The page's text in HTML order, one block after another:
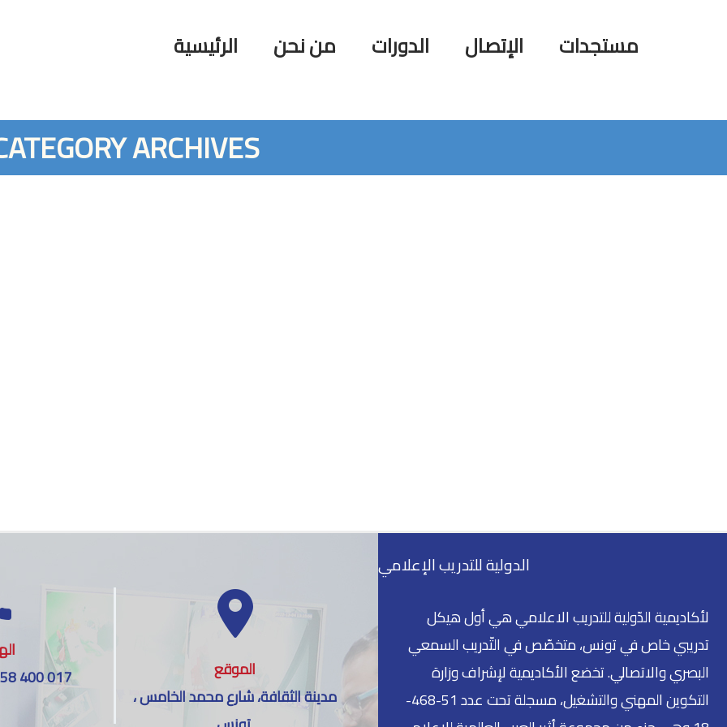
الرئيسية من نحن الدورات الإتصال مستجدات
ARCHIVES
400 017
الموقع
مدينة الثقافة، شارع محمد الخامس ،
الدولية للتدريب الإعلامي
لأكاديمية الدّولية للتدريب الاعلامي هي أول هيكل
تدريبي خاص في تونس، متخصّص في التّدريب السمعي
البصري والاتصالي. تخضع الأكاديمية لإشراف وزارة
التكوين المهني والتشغيل، مسجلة تحت عدد 51-468-